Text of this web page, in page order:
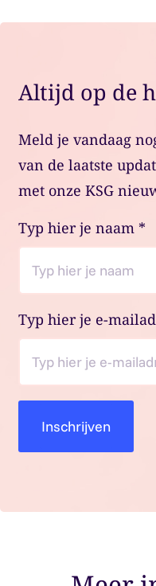
Altijd op de
Meld je vandaag
van de laatste
met onze KSG
Typ hier je naam *
Typ hier je e-